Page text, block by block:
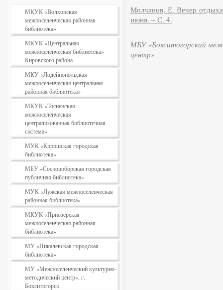
МКУК «Волховская
межпоселенческая районная
библиотека»
МКУК «Центральная
межпоселенческая библиотека»
Кировского района
МКУ «Лодейнопольская
межпоселенческая центральная
районная библиотека»
МКУК «Тосненская
межпоселенческая
централизованная библиотечная
система»
МУК «Киришская городская
библиотека»
МБУ «Сосновоборская городская
публичная библиотека»
МУК «Лужская межпоселенческая
районная библиотека»
МКУК «Приозерская
межпоселенческая районная
библиотека»
МУ «Пикалевская городская
библиотека»
МУ «Межпоселенческий культурно-
методический центр», г.
Бокситогорск
Молчанов, Е. Вечер
июня. – С. 4.
МБУ «Бокситогорский
центр»